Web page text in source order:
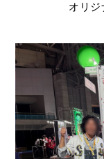
オリ